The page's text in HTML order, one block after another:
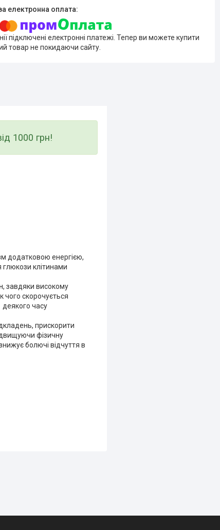
підключені електронні платежі. Тепер ви можете купити
товар не покидаючи сайту.
1000 грн!
додатковою енергією,
глюкози клітинами
завдяки високому
чого скорочується
часу
прискорити
фізичну
болючі відчуття в